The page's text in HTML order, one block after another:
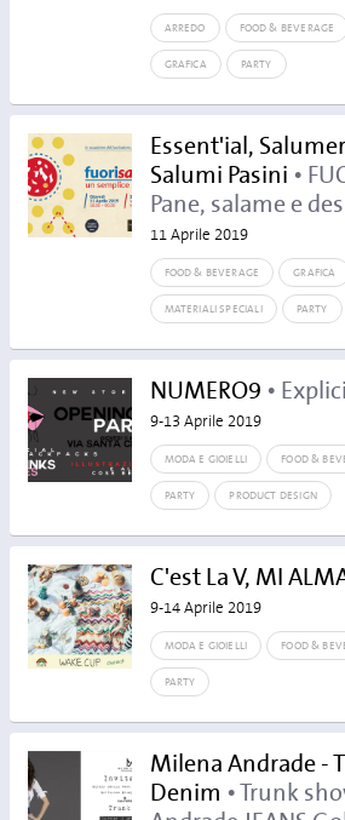
ARREDO FOOD & BEVERAGE
GRAFICA PARTY
Essent'ial,
Salumi Pasini •
Pane, salame e
11 Aprile 2019
FOOD & BEVERAGE GRAFICA
MATERIALI SPECIALI PARTY
NUMERO9 •
9-13 Aprile 2019
MODA E GIOIELLI FOOD &
PARTY PRODUCT DESIGN
C'est La V, MI
9-14 Aprile 2019
MODA E GIOIELLI FOOD &
PARTY
Milena Andrade -
Denim • Trunk